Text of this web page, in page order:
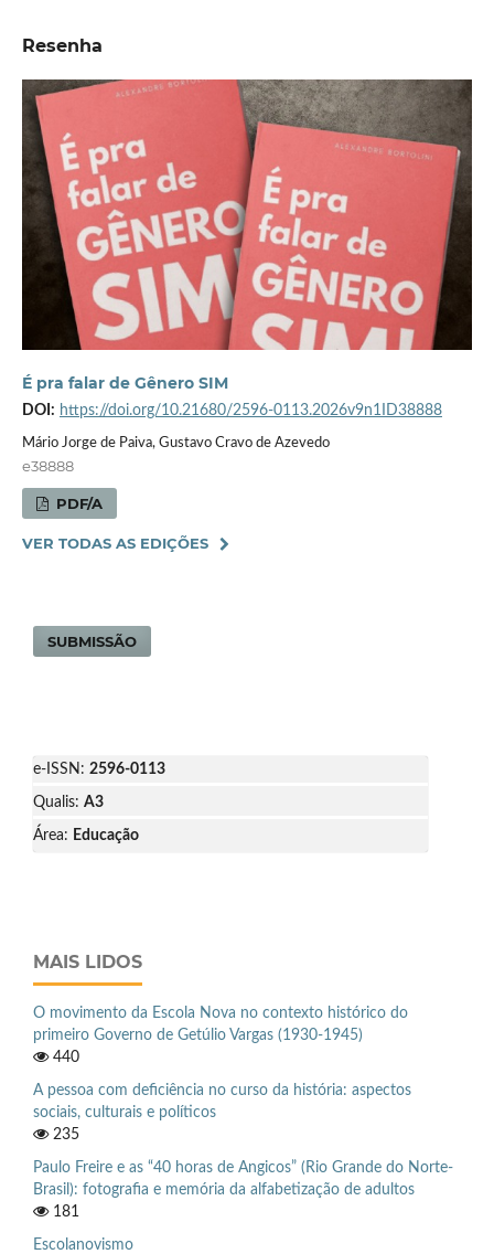
Resenha
É pra falar de Gênero SIM
DOI: https://doi.org/10.21680/2596-0113.2026v9n1ID38888
Mário Jorge de Paiva, Gustavo Cravo de Azevedo
e38888
PDF/A
VER TODAS AS EDIÇÕES
SUBMISSÃO
e-ISSN: 2596-0113
Qualis: A3
Área: Educação
MAIS LIDOS
O movimento da Escola Nova no contexto histórico do
primeiro Governo de Getúlio Vargas (1930-1945)
440
A pessoa com deficiência no curso da história: aspectos
sociais, culturais e políticos
235
Paulo Freire e as “40 horas de Angicos” (Rio Grande do Norte-
Brasil): fotografia e memória da alfabetização de adultos
181
Escolanovismo